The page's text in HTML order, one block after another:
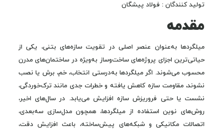
تولید کنندگان : فولاد پیشگان
مقدمه
میلگردها به‌عنوان عنصر اصلی در تقویت سازه‌های بتنی، یکی از
حیاتی‌ترین اجزای پروژه‌های ساخت‌وساز به‌ویژه در ساختمان‌های مدرن
محسوب می‌شوند. اگر میلگردها به‌درستی انتخاب، خم، برش یا نصب
نشوند، مقاومت سازه کاهش یافته و خطرات جدی مانند ترک‌خوردگی،
نشست یا حتی فرو‌ریزش سازه افزایش می‌یابد. در سال‌های اخیر،
روش‌های نوین استفاده از میلگردها، همچون مدل‌سازی سه‌بعدی،
اتصالات مکانیکی و شبکه‌های پیش‌ساخته، باعث افزایش دقت،